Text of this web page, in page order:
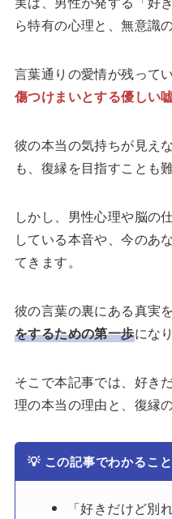
ら特有の心理と、無意識
言葉通りの愛情が残って
傷つけまいとする優しい
彼の本当の気持ちが見え
も、復縁を目指すことも
しかし、男性心理や脳の
している本音や、今のあ
てきます。
彼の言葉の裏にある真実
をするための第一歩にな
そこで本記事では、好き
理の本当の理由と、復縁
💡 この記事でわかること
「好きだけど別